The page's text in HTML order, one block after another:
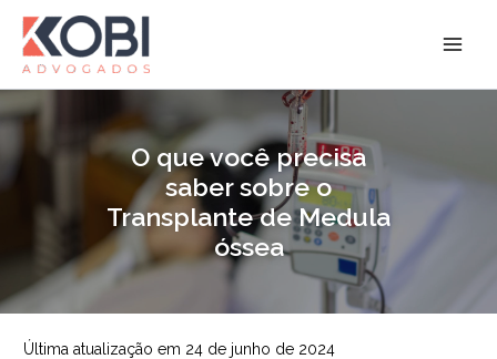
para
conteúdo
O que você precisa
saber sobre o
Transplante de Medula
óssea
Última atualização em 24 de junho de 2024